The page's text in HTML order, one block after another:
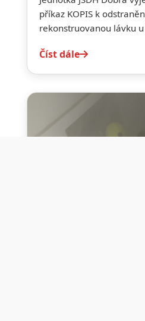
příkaz KOPIS k
rekonstruovanou lávku u
Číst dále